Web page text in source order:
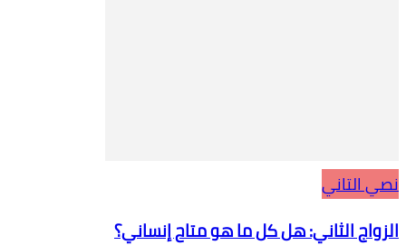
نصي التاني
الزواج الثاني: هل كل ما هو متاح إنساني؟